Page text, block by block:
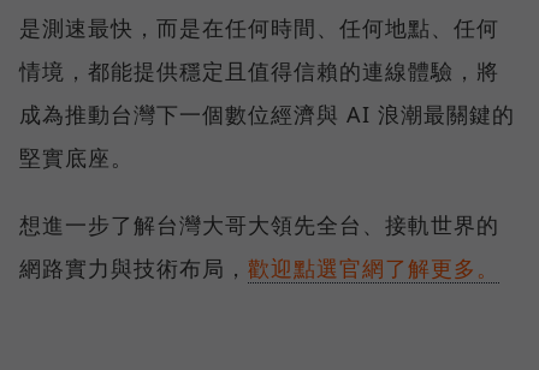
是測速最快，而是在任何時間、任何地點、任何
情境，都能提供穩定且值得信賴的連線體驗，將
成為推動台灣下一個數位經濟與 AI 浪潮最關鍵的
堅實底座。
想進一步了解台灣大哥大領先全台、接軌世界的
網路實力與技術布局， 歡迎點選官網了解更多。